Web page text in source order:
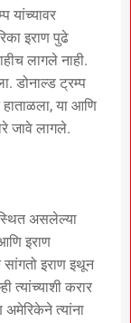
यांच्यावर
इराण पुढे
लागले नाही.
डोनाल्ड ट्रम्प
हाताळला, या आणि
जावे लागले.
असलेल्या
इराण
इराण इथून
त्यांच्याशी करार
त्यांना